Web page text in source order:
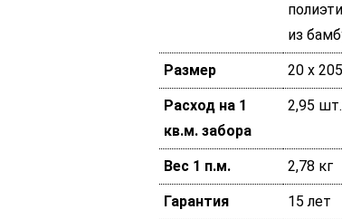
из
Размер 20 х
Расход на 1
кв.м. забора
2,95 шт.
Вес 1 п.м. 2,78 кг
Гарантия 15 лет